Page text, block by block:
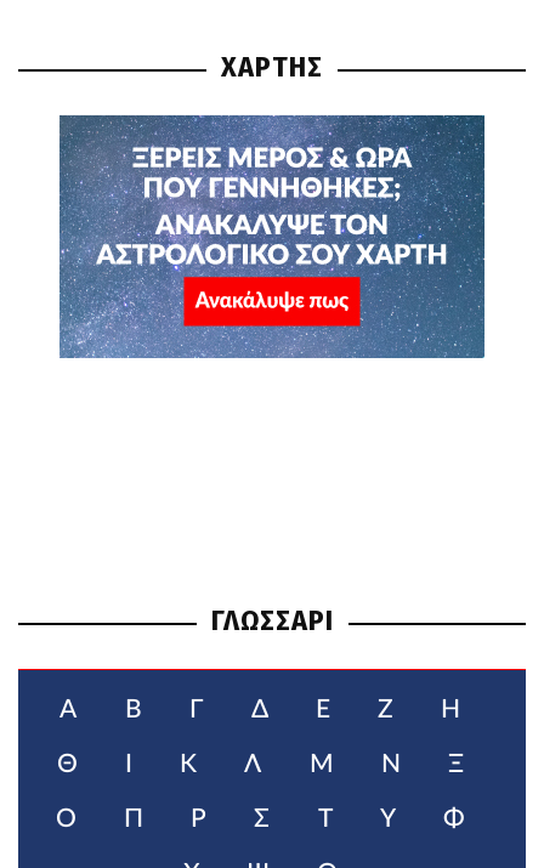
ΧΑΡΤΗΣ
ΓΛΩΣΣΑΡΙ
Α Β Γ Δ Ε Ζ Η
Θ Κ Λ Μ Ν Ξ
Ο Π Ρ Σ Τ Υ Φ